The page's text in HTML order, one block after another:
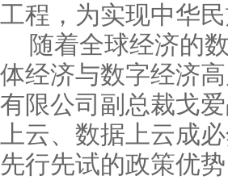
工程，为实现中华
随着全球经济的
体经济与数字经济
有限公司副总裁戈
上云、数据上云成
先行先试的政策优